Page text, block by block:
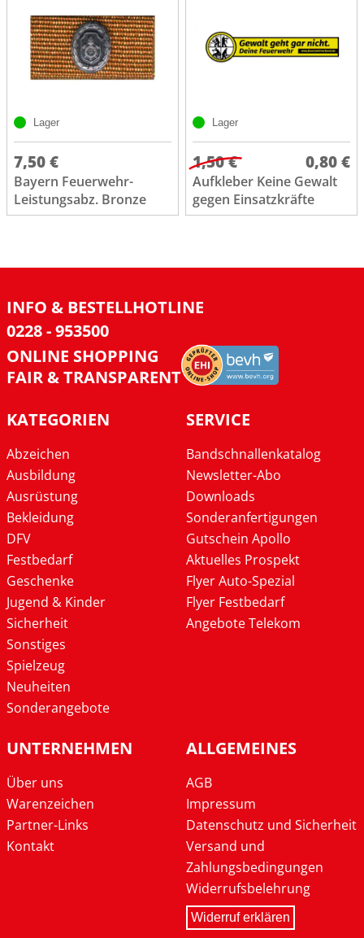
Lager
7,50 €
Bayern Feuerwehr-
Leistungsabz. Bronze
Lager
1,50 € 0,80 €
Aufkleber Keine Gewalt
gegen Einsatzkräfte
INFO & BESTELLHOTLINE
0228 - 953500
ONLINE SHOPPING
FAIR & TRANSPARENT
KATEGORIEN
Abzeichen
Ausbildung
Ausrüstung
Bekleidung
DFV
Festbedarf
Geschenke
Jugend & Kinder
Sicherheit
Sonstiges
Spielzeug
Neuheiten
Sonderangebote
SERVICE
Bandschnallenkatalog
Newsletter-Abo
Downloads
Sonderanfertigungen
Gutschein Apollo
Aktuelles Prospekt
Flyer Auto-Spezial
Flyer Festbedarf
Angebote Telekom
UNTERNEHMEN
Über uns
Warenzeichen
Partner-Links
Kontakt
ALLGEMEINES
AGB
Impressum
Datenschutz und Sicherheit
Versand und
Zahlungsbedingungen
Widerrufsbelehrung
Widerruf erklären